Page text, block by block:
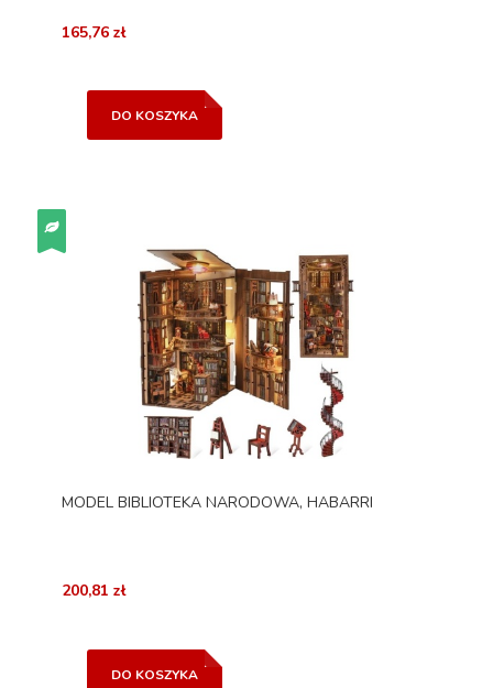
165,76 zł
DO KOSZYKA
MODEL BIBLIOTEKA NARODOWA, HABARRI
200,81 zł
DO KOSZYKA